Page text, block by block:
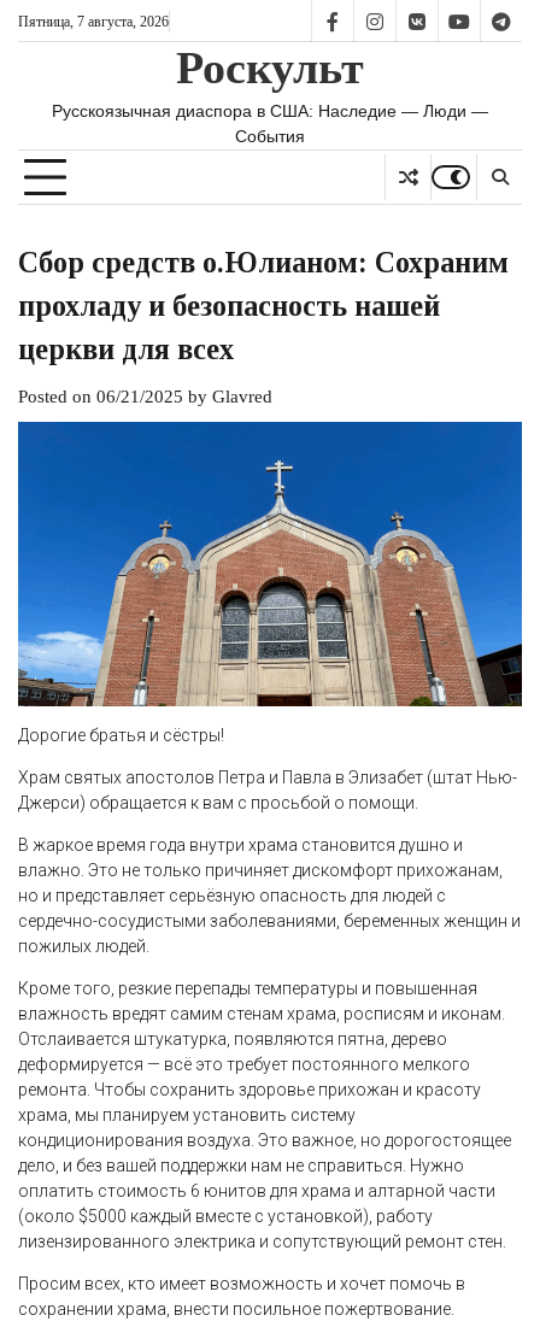
SkipПятница, 7 августа, 2026
FB IS vk YT TG
Роскульт
Русскоязычная диаспора в США: Наследие — Люди —
События
Сбор средств о.Юлианом: Сохраним
прохладу и безопасность нашей
церкви для всех
Posted on 06/21/2025 by Glavred
Дорогие братья и сёстры!
Храм святых апостолов Петра и Павла в Элизабет (штат Нью-
Джерси) обращается к вам с просьбой о помощи.
В жаркое время года внутри храма становится душно и
влажно. Это не только причиняет дискомфорт прихожанам,
но и представляет серьёзную опасность для людей с
сердечно-сосудистыми заболеваниями, беременных женщин и
пожилых людей.
Кроме того, резкие перепады температуры и повышенная
влажность вредят самим стенам храма, росписям и иконам.
Отслаивается штукатурка, появляются пятна, дерево
деформируется — всё это требует постоянного мелкого
ремонта. Чтобы сохранить здоровье прихожан и красоту
храма, мы планируем установить систему
кондиционирования воздуха. Это важное, но дорогостоящее
дело, и без вашей поддержки нам не справиться. Нужно
оплатить стоимость 6 юнитов для храма и алтарной части
(около $5000 каждый вместе с установкой), работу
лизензированного электрика и сопутствующий ремонт стен.
Просим всех, кто имеет возможность и хочет помочь в
сохранении храма, внести посильное пожертвование.